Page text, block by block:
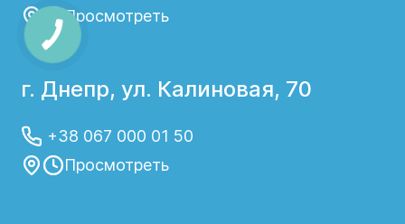
Просмотреть
г. Днепр, ул. Калиновая, 70
+38 067 000 01 50
Просмотреть